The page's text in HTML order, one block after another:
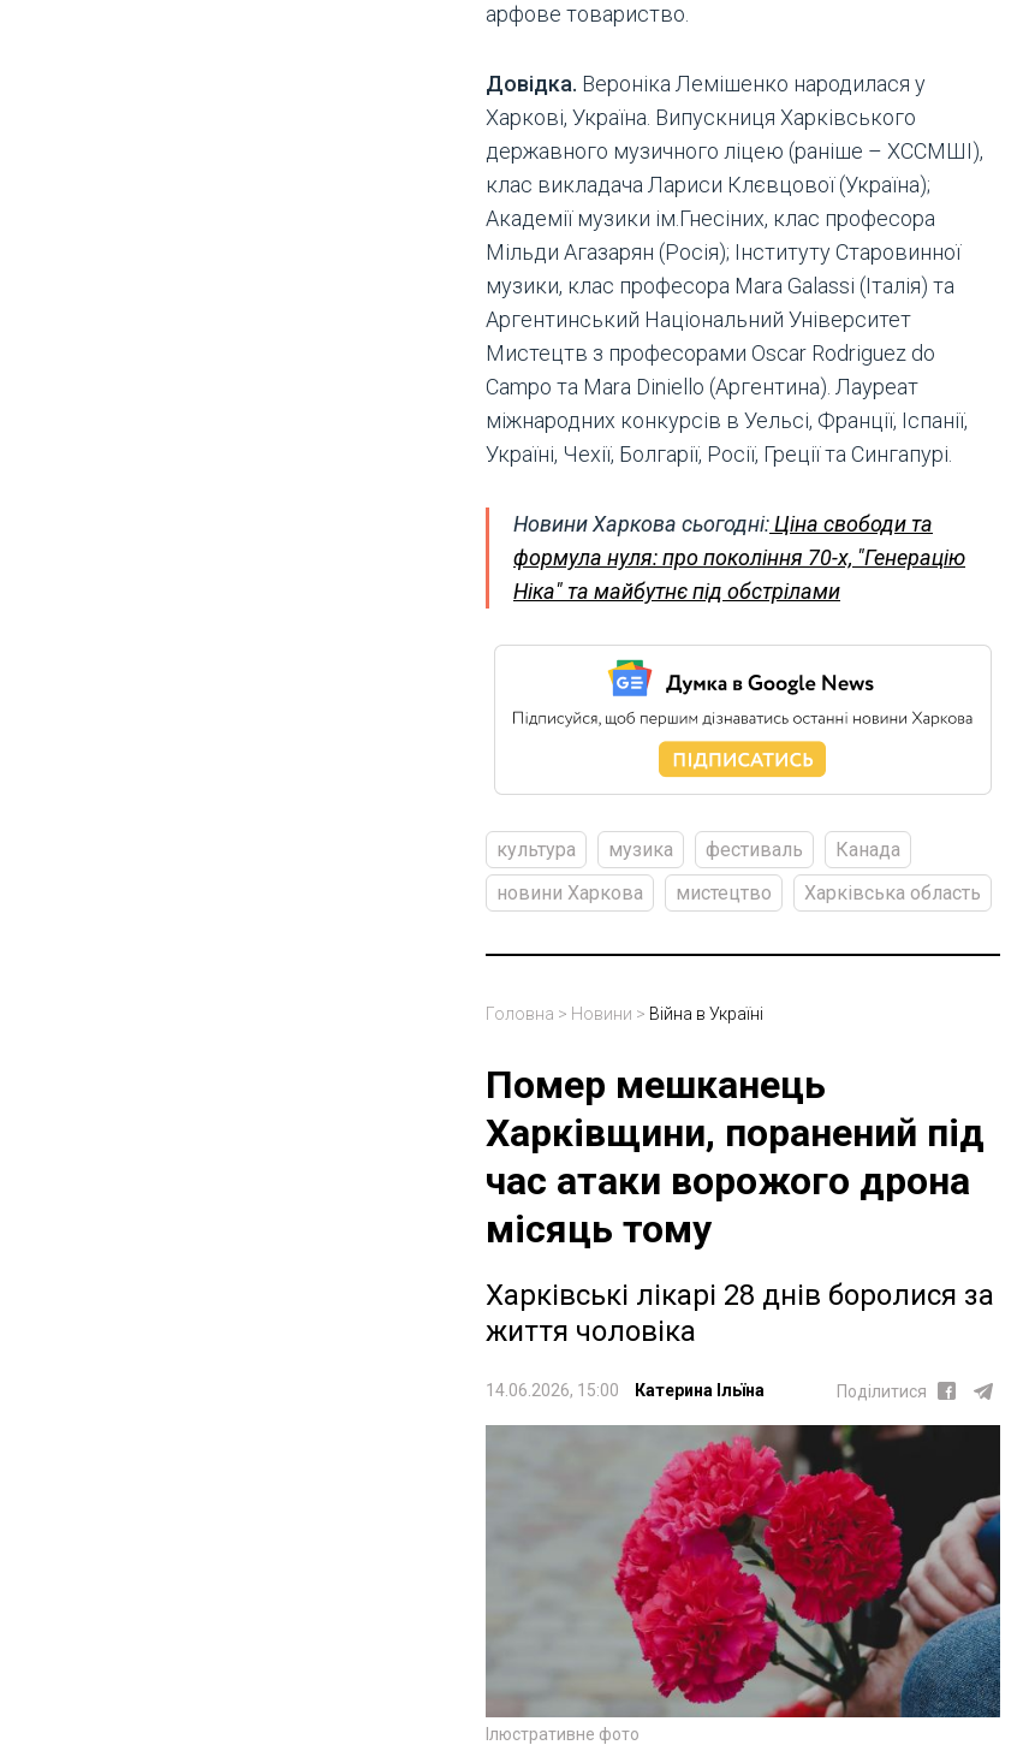
арфове товариство.
Довідка. Вероніка Лемішенко народилася у
Харкові, Україна. Випускниця Харківського
державного музичного ліцею (раніше – ХССМШІ),
клас викладача Лариси Клєвцової (Україна);
Академії музики ім.Гнесіних, клас професора
Мільди Агазарян (Росія); Інституту Старовинної
музики, клас професора Mara Galassi (Італія) та
Аргентинський Національний Університет
Мистецтв з професорами Oscar Rodriguez do
Campo та Mara Diniello (Аргентина). Лауреат
міжнародних конкурсів в Уельсі, Франції, Іспанії,
Україні, Чехії, Болгарії, Росії, Греції та Сингапурі.
Новини Харкова сьогодні:Ціна свободи та
формула нуля: про покоління 70-х, "Генерацію
Ніка" та майбутнє під обстрілами
культура музика фестиваль
Канада
новини Харкова
мистецтво Харківська область
Головна > Новини > Війна в Україні
Помер мешканець
Харківщини, поранений під
час атаки ворожого дрона
місяць тому
Харківські лікарі 28 днів боролися за
життя чоловіка
14.06.2026, 15:00 Катерина Ільїна Поділитися
Ілюстративне фото